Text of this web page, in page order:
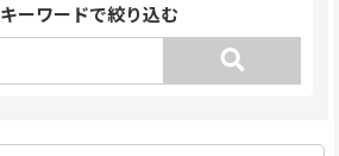
A10
キーワードで絞り込む